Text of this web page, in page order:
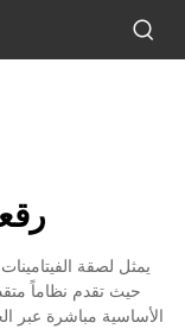
يمثل لصقة
حيث تقدم نظاماً
الأساسية مباشرة عبر